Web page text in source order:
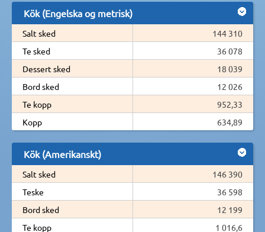
Kök (Engelska og metrisk)
Salt sked
144 310
Te sked
36 078
Dessert sked
18 039
Bord sked
12 026
Te kopp
952,33
Kopp
634,89
Kök (Amerikanskt)
Salt sked
146 390
Teske
36 598
Bord sked
12 199
Te kopp
1 016,6